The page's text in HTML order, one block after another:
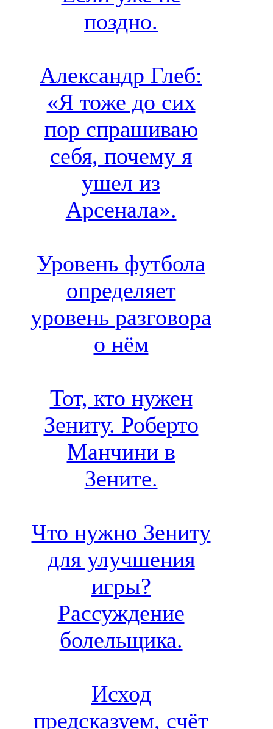
поздно.
Александр Глеб:
«Я тоже до сих
пор спрашиваю
себя, почему я
ушел из
Арсенала».
Уровень футбола
определяет
уровень разговора
о нём
Тот, кто нужен
Зениту. Роберто
Манчини в
Зените.
Что нужно Зениту
для улучшения
игры?
Рассуждение
болельщика.
Исход
предсказуем, счёт